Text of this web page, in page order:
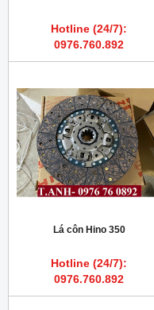
Hotline (24/7):
0976.760.892
Lá côn Hino 350
Hotline (24/7):
0976.760.892